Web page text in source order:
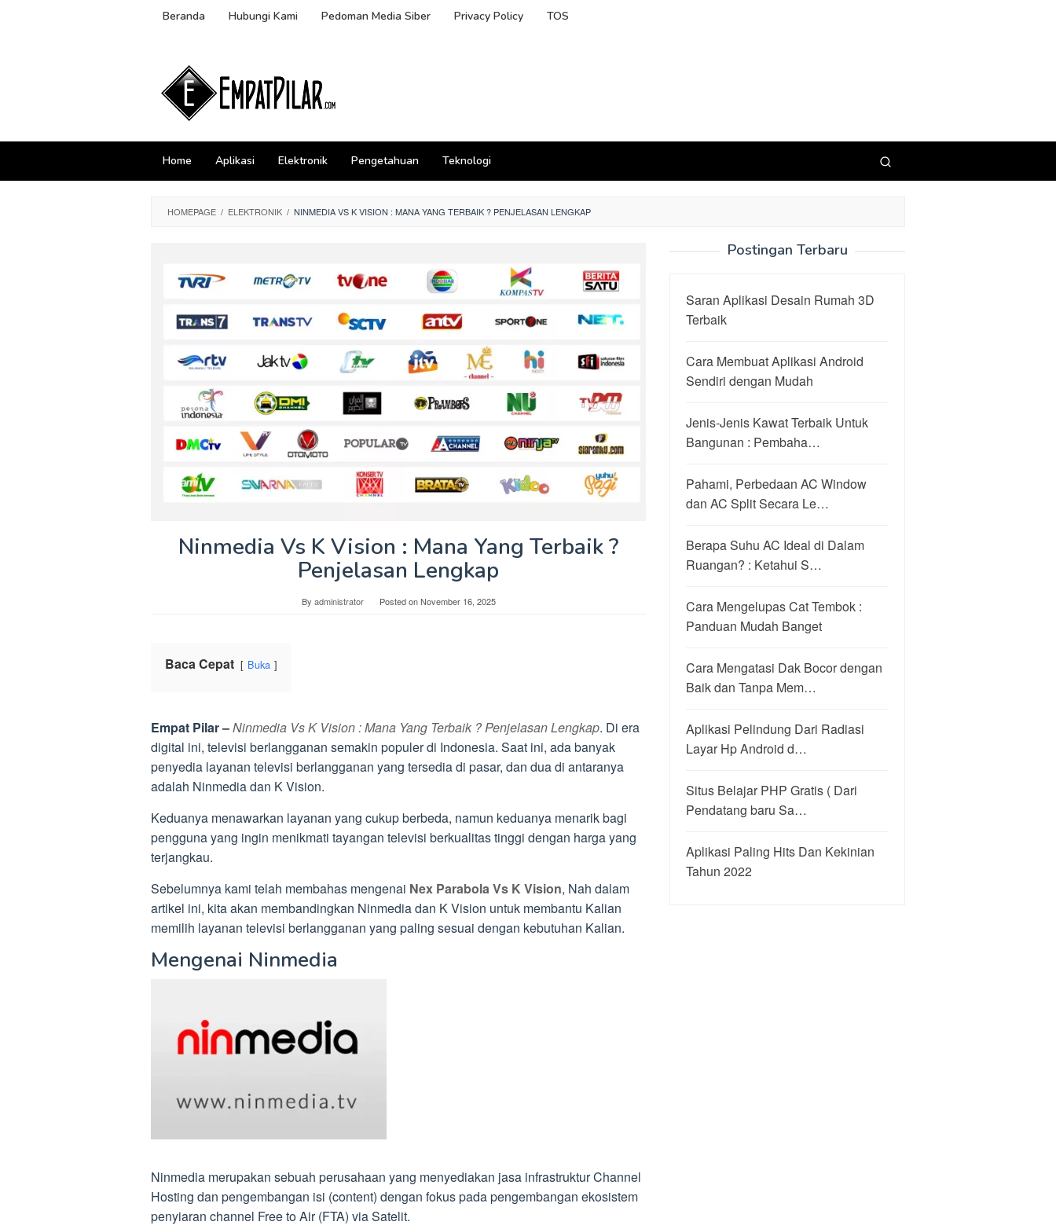
Beranda Hubungi Kami Pedoman Media Siber Privacy Policy TOS
Home Aplikasi Elektronik Pengetahuan Teknologi
HOMEPAGE / ELEKTRONIK / NINMEDIA VS K VISION : MANA YANG TERBAIK ? PENJELASAN LENGKAP
Ninmedia Vs K Vision : Mana Yang Terbaik ?
Penjelasan Lengkap
By administrator Posted onNovember 16, 2025
Baca Cepat Buka
Empat Pilar –Ninmedia Vs K Vision : Mana Yang Terbaik ? Penjelasan Lengkap. Di era
digital ini, televisi berlangganan semakin populer di Indonesia. Saat ini, ada banyak
penyedia layanan televisi berlangganan yang tersedia di pasar, dan dua di antaranya
adalah Ninmedia dan K Vision.
Keduanya menawarkan layanan yang cukup berbeda, namun keduanya menarik bagi
pengguna yang ingin menikmati tayangan televisi berkualitas tinggi dengan harga yang
terjangkau.
Sebelumnya kami telah membahas mengenai Nex Parabola Vs K Vision, Nah dalam
artikel ini, kita akan membandingkan Ninmedia dan K Vision untuk membantu Kalian
memilih layanan televisi berlangganan yang paling sesuai dengan kebutuhan Kalian.
Mengenai Ninmedia
Ninmedia merupakan sebuah perusahaan yang menyediakan jasa infrastruktur Channel
Hosting dan pengembangan isi (content) dengan fokus pada pengembangan ekosistem
penyiaran channel Free to Air (FTA) via Satelit.
Postingan Terbaru
Saran Aplikasi Desain Rumah 3D
Terbaik
Cara Membuat Aplikasi Android
Sendiri dengan Mudah
Jenis-Jenis Kawat Terbaik Untuk
Bangunan : Pembaha…
Pahami, Perbedaan AC Window
dan AC Split Secara Le…
Berapa Suhu AC Ideal di Dalam
Ruangan? : Ketahui S…
Cara Mengelupas Cat Tembok :
Panduan Mudah Banget
Cara Mengatasi Dak Bocor dengan
Baik dan Tanpa Mem…
Aplikasi Pelindung Dari Radiasi
Layar Hp Android d…
Situs Belajar PHP Gratis ( Dari
Pendatang baru Sa…
Aplikasi Paling Hits Dan Kekinian
Tahun 2022